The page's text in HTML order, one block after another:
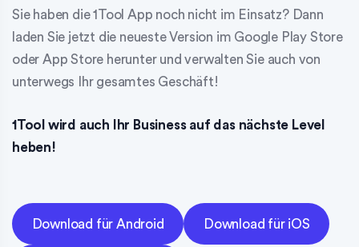
Sie haben die 1Tool App noch nicht im Einsatz? Dann
laden Sie jetzt die neueste Version im Google Play Store
oder App Store herunter und verwalten Sie auch von
unterwegs Ihr gesamtes Geschäft!
1Tool wird auch Ihr Business auf das nächste Level
heben!
Download für Android Download für iOS